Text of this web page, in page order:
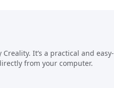
It’s a practical and easy-
from your computer.